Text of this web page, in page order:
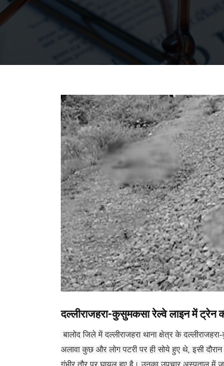
दल्लीराजहरा-कुसुमकसा रेल्वे लाइन में ट्रेन
बालोद जिले में दल्लीराजहरा थाना क्षेत्र के
अलावा कुछ और लोग पटरी पर ही सोये हुए थे, इसी